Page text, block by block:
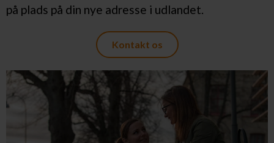
på plads på din nye adresse i udlandet.
Kontakt os